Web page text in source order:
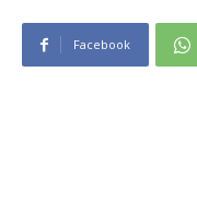
Facebook